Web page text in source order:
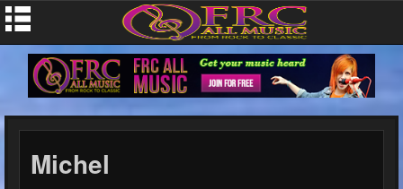
Michel